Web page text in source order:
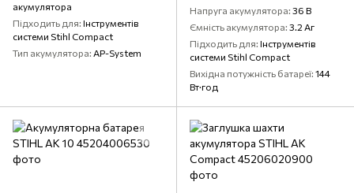
акумулятора
Підходить для Інструментів
системи Stihl Compact
Тип акумулятора AP-System
Напруга акумулятора 36 В
Ємність акумулятора 3.2 Аг
Підходить для Інструментів
системи Stihl Compact
Вихідна потужність батареї 144
Вт·год